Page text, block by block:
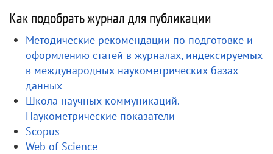
Как подобрать журнал для публикации
Методические рекомендации по подготовке и
оформлению статей в журналах, индексируемых
в международных наукометрических базах
данных
Школа научных коммуникаций.
Наукометрические показатели
Scopus
Web of Science